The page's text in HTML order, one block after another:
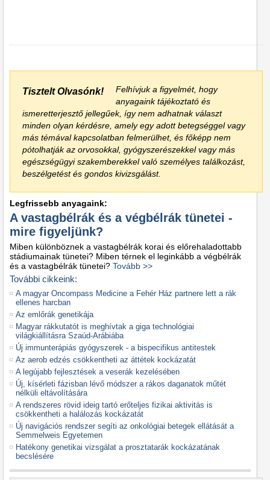
Tisztelt Olvasónk!
Felhívjuk a figyelmét, hogy
anyagaink tájékoztató és
ismeretterjesztő jellegűek, így nem adhatnak választ
minden olyan kérdésre, amely egy adott betegséggel vagy
más témával kapcsolatban felmerülhet, és főképp nem
pótolhatják az orvosokkal, gyógyszerészekkel vagy más
egészségügyi szakemberekkel való személyes találkozást,
beszélgetést és gondos kivizsgálást.
Legfrissebb anyagaink:
A vastagbélrák és a végbélrák tünetei -
mire figyeljünk?
Miben különböznek a vastagbélrák korai és előrehaladottabb
stádiumainak tünetei? Miben térnek el leginkább a végbélrák
és a vastagbélrák tünetei? Tovább >>
További cikkeink:
A magyar Oncompass Medicine a Fehér Ház partnere lett a rák
ellenes harcban
Az emlőrák genetikája
Magyar rákkutatót is meghívtak a giga technológiai
világkiállításra Szaúd-Arábiába
Új immunterápiás gyógyszerek - a bispecifikus antitestek
Az aerob edzés csökkentheti az áttétek kockázatát
A legújabb fejlesztések a veserák kezelésében
Új, kísérleti fázisban lévő módszer a rákos daganatok műtét
nélküli eltávolítására
A rendszeres rövid ideig tartó erőteljes fizikai aktivitás is
csökkentheti a halálozás kockázatát
Új navigációs rendszer segíti az onkológiai betegek ellátását a
Semmelweis Egyetemen
Hatékony genetikai vizsgálat a prosztatarák kockázatának
becslésére